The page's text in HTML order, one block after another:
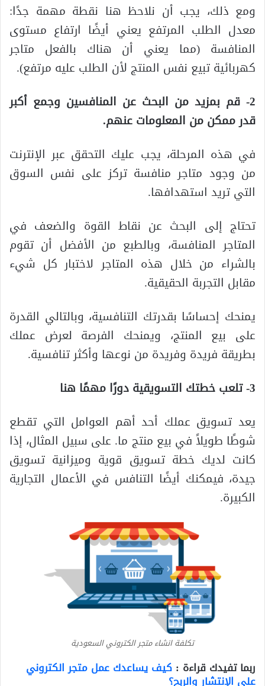
ومع ذلك، يجب أن نلاحظ هنا نقطة مهمة جدًا:
معدل الطلب المرتفع يعني أيضًا ارتفاع مستوى
المنافسة (مما يعني أن هناك بالفعل متاجر
كهربائية تبيع نفس المنتج لأن الطلب عليه مرتفع).
2- قم بمزيد من البحث عن المنافسين وجمع أكبر
قدر ممكن من المعلومات عنهم.
في هذه المرحلة، يجب عليك التحقق عبر الإنترنت
من وجود متاجر منافسة تركز على نفس السوق
التي تريد استهدافها.
تحتاج إلى البحث عن نقاط القوة والضعف في
المتاجر المنافسة، وبالطبع من الأفضل أن تقوم
بالشراء من خلال هذه المتاجر لاختبار كل شيء
مقابل التجربة الحقيقية.
يمنحك إحساسًا بقدرتك التنافسية، وبالتالي القدرة
على بيع المنتج، ويمنحك الفرصة لعرض عملك
بطريقة فريدة وفريدة من نوعها وأكثر تنافسية.
3- تلعب خطتك التسويقية دورًا مهمًا هنا
يعد تسويق عملك أحد أهم العوامل التي تقطع
شوطًا طويلاً في بيع منتج ما. على سبيل المثال، إذا
كانت لديك خطة تسويق قوية وميزانية تسويق
جيدة، فيمكنك أيضًا التنافس في الأعمال التجارية
الكبيرة.
تكلفة انشاء متجر الكتروني السعودية
ربما تفيدك قراءة : كيف يساعدك عمل متجر الكتروني
على الإنتشار والربح؟